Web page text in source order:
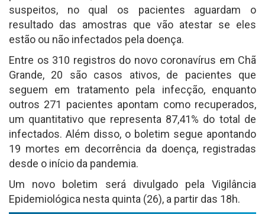
suspeitos, no qual os pacientes aguardam o
resultado das amostras que vão atestar se eles
estão ou não infectados pela doença.
Entre os 310 registros do novo coronavírus em Chã
Grande, 20 são casos ativos, de pacientes que
seguem em tratamento pela infecção, enquanto
outros 271 pacientes apontam como recuperados,
um quantitativo que representa 87,41% do total de
infectados. Além disso, o boletim segue apontando
19 mortes em decorrência da doença, registradas
desde o início da pandemia.
Um novo boletim será divulgado pela Vigilância
Epidemiológica nesta quinta (26), a partir das 18h.